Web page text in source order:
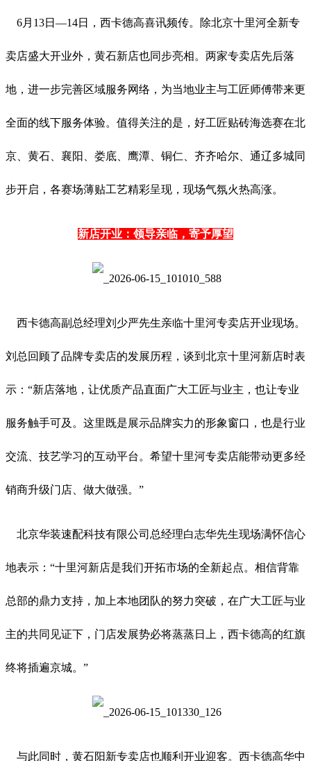
6月13日—14日，西卡德高喜讯频传。除北京十里河全新专
卖店盛大开业外，黄石新店也同步亮相。两家专卖店先后落
地，进一步完善区域服务网络，为当地业主与工匠师傅带来更
全面的线下服务体验。值得关注的是，好工匠贴砖海选赛在北
京、黄石、襄阳、娄底、鹰潭、铜仁、齐齐哈尔、通辽多城同
步开启，各赛场薄贴工艺精彩呈现，现场气氛火热高涨。
新店开业：领导亲临，寄予厚望
西卡德高副总经理刘少严先生亲临十里河专卖店开业现场。
刘总回顾了品牌专卖店的发展历程，谈到北京十里河新店时表
示：“新店落地，让优质产品直面广大工匠与业主，也让专业
服务触手可及。这里既是展示品牌实力的形象窗口，也是行业
交流、技艺学习的互动平台。希望十里河专卖店能带动更多经
销商升级门店、做大做强。”
北京华装速配科技有限公司总经理白志华先生现场满怀信心
地表示：“十里河新店是我们开拓市场的全新起点。相信背靠
总部的鼎力支持，加上本地团队的努力突破，在广大工匠与业
主的共同见证下，门店发展势必将蒸蒸日上，西卡德高的红旗
终将插遍京城。”
与此同时，黄石阳新专卖店也顺利开业迎客。西卡德高华中